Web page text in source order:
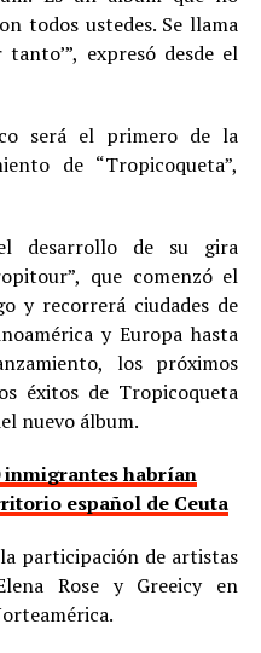
todos ustedes. Se llama
expresó desde el
será el primero de la
de “Tropicoqueta”,
desarrollo de su gira
que comenzó el
y recorrerá ciudades de
y Europa hasta
los próximos
éxitos de Tropicoqueta
nuevo álbum.
inmigrantes habrían
español de Ceuta
participación de artistas
Rose y Greeicy en